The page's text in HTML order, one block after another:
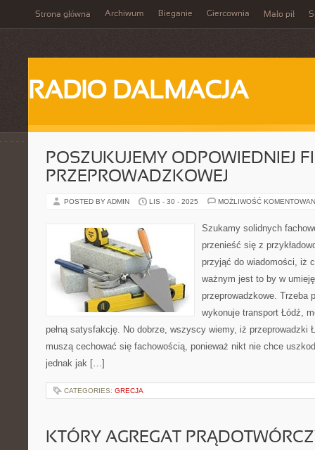
Strona główna Archiwum Bieganie Giercownia Mało pił
RADIO DALMACJA
POSZUKUJEMY ODPOWIEDNIEJ
PRZEPROWADZKOWEJ
POSTED BY ADMIN LIS - 30 - 2025 MOŻLIWOŚĆ
Szukamy solidnych
przenieść się z
przyjąć do wiadomości, iż
ważnym jest to by w
przeprowadzkowe. Trzeba
wykonuje transport Łódź,
pełną satysfakcję. No dobrze, wszyscy wiemy, iż przeprowadzki
muszą cechować się fachowością, ponieważ nikt nie chce
jednak jak […]
CATEGORIES: GRECJA
KTÓRY AGREGAT